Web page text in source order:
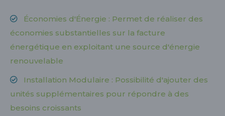
Économies d'Énergie : Permet de réaliser des
économies substantielles sur la facture
énergétique en exploitant une source d'énergie
renouvelable
Installation Modulaire : Possibilité d'ajouter des
unités supplémentaires pour répondre à des
besoins croissants